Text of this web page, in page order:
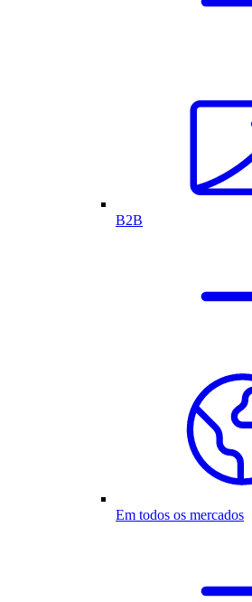
B2B
Em todos os mercados